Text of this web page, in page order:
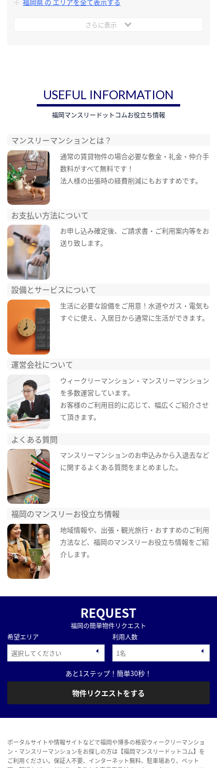
さらに表示
USEFUL INFORMATION
福岡マンスリードットコムお役立ち情報
マンスリーマンションとは？
通常の賃貸物件の場合必要な敷金・礼金・仲介手
数料がすべて無料です！
法人様の出張時の経費削減にもおすすめです。
お支払い方法について
お申し込み確定後、ご請求書・ご利用案内等をお
送り致します。
設備とサービスについて
生活に必要な設備をご用意！水道やガス・電気も
すぐに使え、入居日から通常に生活ができます。
運営会社について
ウィークリーマンション・マンスリーマンション
を多数運営しています。
お客様のご利用目的に応じて、幅広くご紹介させ
て頂きます。
よくある質問
マンスリーマンションのお申込みから入退去など
に関するよくある質問をまとめました。
福岡のマンスリーお役立ち情報
地域情報や、出張・観光旅行・おすすめのご利用
方法など、福岡のマンスリーお役立ち情報をご紹
介します。
REQUEST
福岡の簡単物件リクエスト
希望エリア
利用人数
あと1ステップ！簡単30秒！
物件リクエストをする
ポータルサイトや情報サイトなどで福岡や博多の格安ウィークリーマンショ
ン・マンスリーマンションをお探しの方は【福岡マンスリードットコム】を
ご利用ください。保証人不要、インターネット無料、駐車場あり、ペット